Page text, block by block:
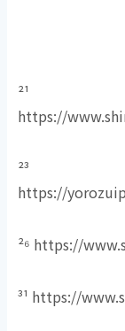
²¹
https://
²³
https://
²⁶ https://
³¹ https://